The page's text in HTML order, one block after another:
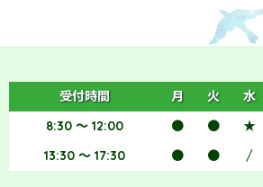
受付時間 月 火 水
8:30 ～ 12:00
● ● ★
13:30 ～ 17:30
● ● /